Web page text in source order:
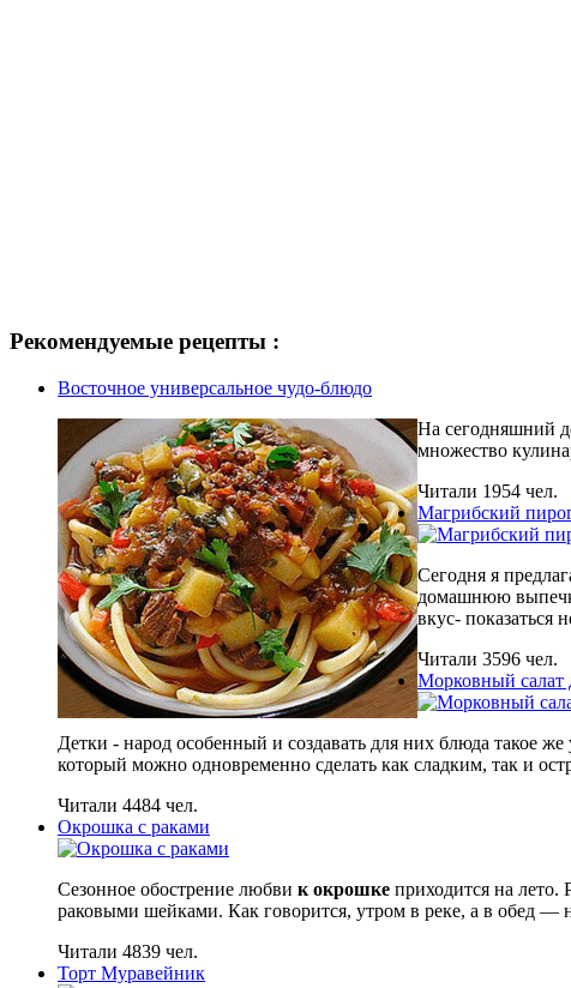
Рекомендуемые рецепты :
Восточное универсальное чудо-блюдо
На сегодняшний
множество
Читали 1954 чел.
Магрибский
Сегодня я
домашнюю
вкус- показаться
Читали 3596 чел.
Морковный салат
Детки - народ особенный и создавать для них блюда такое
который можно одновременно сделать как сладким, так и
Читали 4484 чел.
Окрошка с раками
Сезонное обострение любви к окрошке приходится на лето.
раковыми шейками. Как говорится, утром в реке, а в обед
Читали 4839 чел.
Торт Муравейник